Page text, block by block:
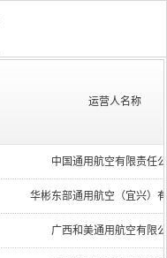
（228）
（34）
运营人名称
中国通用航空有限责任
华彬东部通用航空（宜兴）
广西和美通用航空有限